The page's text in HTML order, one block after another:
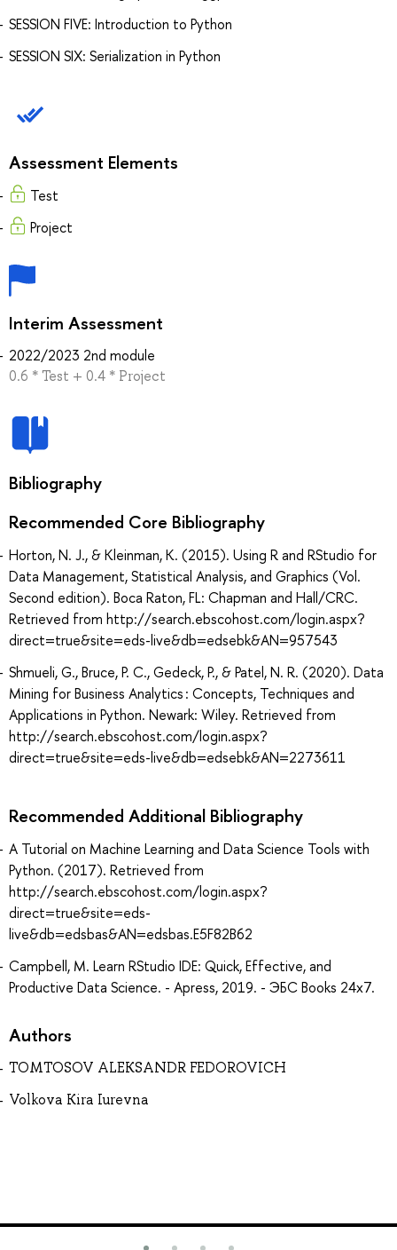
SESSION FIVE: Introduction to Python
SESSION SIX: Serialization in Python
Assessment Elements
Test
Project
Interim Assessment
2022/2023 2nd module
0.6 * Test + 0.4 * Project
Bibliography
Recommended Core Bibliography
Horton, N. J., & Kleinman, K. (2015). Using R and RStudio for
Data Management, Statistical Analysis, and Graphics (Vol.
Second edition). Boca Raton, FL: Chapman and Hall/CRC.
Retrieved from http://search.ebscohost.com/login.aspx?
direct=true&site=eds-live&db=edsebk&AN=957543
Shmueli, G., Bruce, P. C., Gedeck, P., & Patel, N. R. (2020). Data
Mining for Business Analytics : Concepts, Techniques and
Applications in Python. Newark: Wiley. Retrieved from
http://search.ebscohost.com/login.aspx?
direct=true&site=eds-live&db=edsebk&AN=2273611
Recommended Additional Bibliography
A Tutorial on Machine Learning and Data Science Tools with
Python. (2017). Retrieved from
http://search.ebscohost.com/login.aspx?
direct=true&site=eds-
live&db=edsbas&AN=edsbas.E5F82B62
Campbell, M. Learn RStudio IDE: Quick, Effective, and
Productive Data Science. - Apress, 2019. - ЭБС Books 24x7.
Authors
TOMTOSOV ALEKSANDR FEDOROVICH
Volkova Kira Iurevna